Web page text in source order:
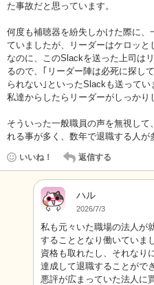
た事故だと思っています。
何度も補聴器を紛失しかけた際に、
ていましたが、リーダーはケロッと
なのに、このSlackを送った上司は
るので、｢リーダー陣は必死に探し
られない｣といったSlackも送ってい
私達からしたらリーダーがしっか
そういった一般職員の声を無視し
れる事が多く、数年で退職する人が
いいね！ 返信する
ハル
2026/7/3
私も元々いた職場の法人が
することとなり働いていま
資格も取れたし、それなり
達成して退職することがで
悪評が広まっていた法人に